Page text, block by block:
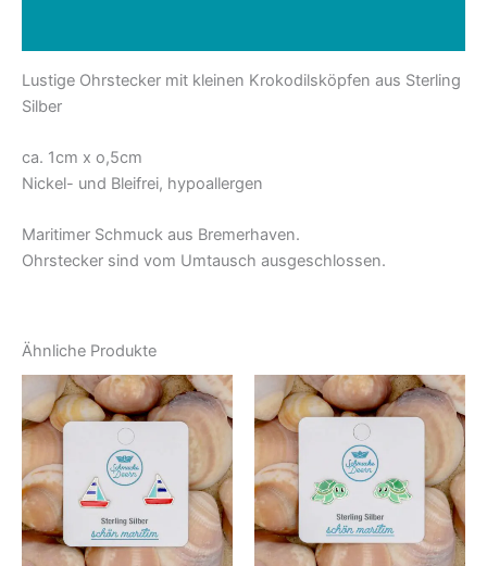
Lustige Ohrstecker mit kleinen Krokodilsköpfen aus Sterling
Silber
ca. 1cm x o,5cm
Nickel- und Bleifrei, hypoallergen
Maritimer Schmuck aus Bremerhaven.
Ohrstecker sind vom Umtausch ausgeschlossen.
Ähnliche Produkte